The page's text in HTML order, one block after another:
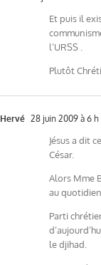
Et puis il
l’URSS .
Plutôt
Hervé 28 juin 2009 à 6 h
Jésus a dit
César.
Alors Mme
au
Parti
le djihad.